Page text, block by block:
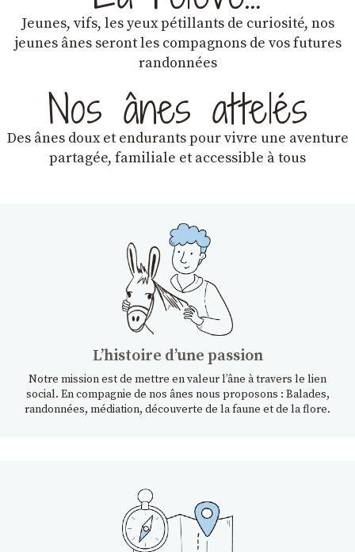
Jeunes, vifs, les yeux pétillants de curiosité, nos
jeunes ânes seront les compagnons de vos futures
randonnées
Nos ânes attelés
Des ânes doux et endurantspour vivre une aventure
partagée, familiale et accessible à tous
Lʼhistoire dʼune passion
Notre mission est de mettre en valeur l’âne à travers le lien
social. En compagnie de nos ânes nous proposons : Balades,
randonnées, médiation, découverte de la faune et de la flore.